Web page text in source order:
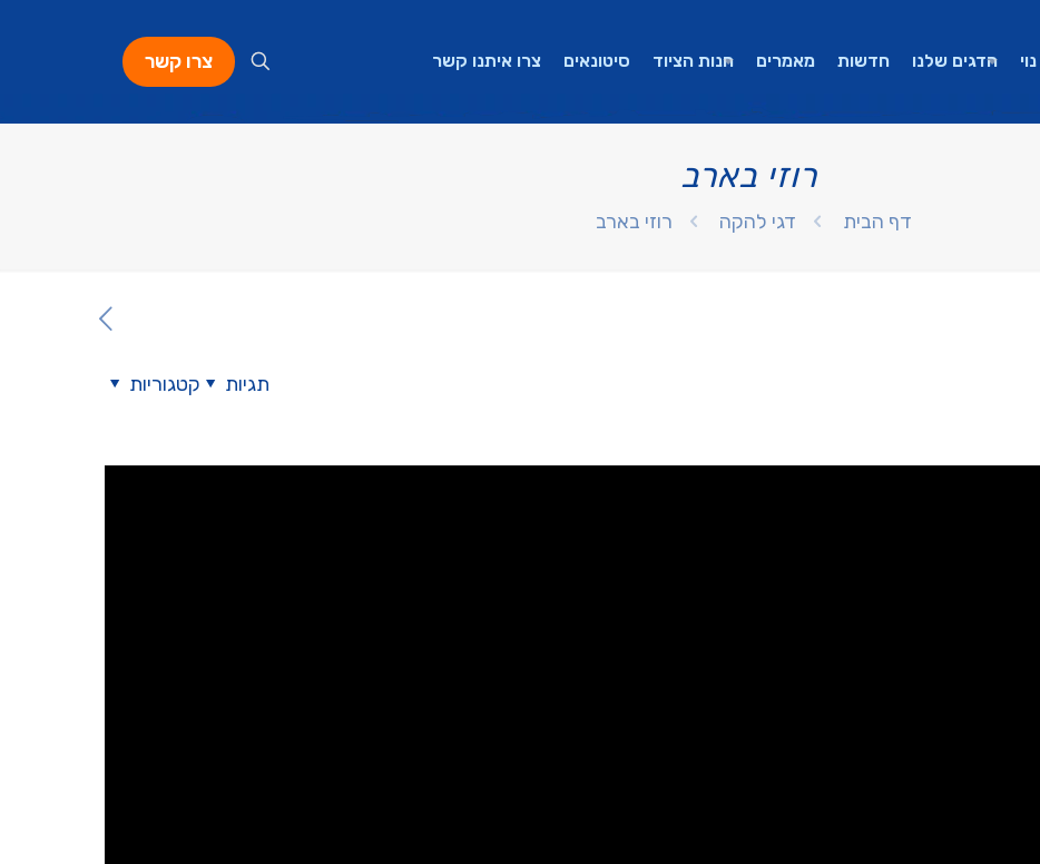
הדגים שלנו חדשות מאמרים חנות הציוד סיטונאים צרו איתנו קשר צרו קשר
רוזי בארב
דף הבית דגי להקה רוזי בארב
קטגוריות תגיות